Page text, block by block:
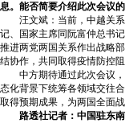
息。能否简要介绍此次会议
汪文斌：当前，中越关系
记、国家主席同阮富仲总书
推进两党两国关系作出战略
结协作，共同取得疫情防控
中方期待通过此次会议，
态化背景下统筹各领域交往
取得预期成果，为两国全面
路透社记者：中国驻东